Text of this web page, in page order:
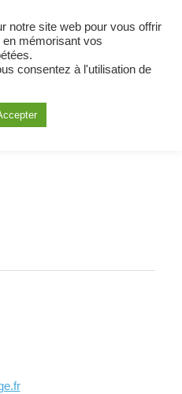
notre site web pour vous offrir
en mémorisant vos
consentez à l'utilisation de